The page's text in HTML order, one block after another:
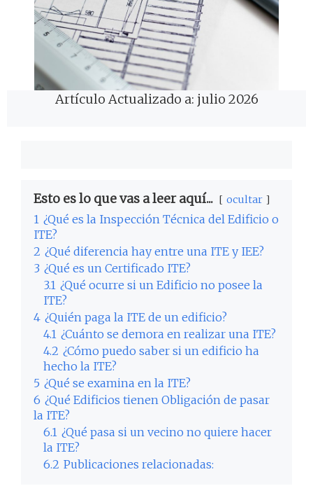
Artículo Actualizado a: julio 2026
Esto es lo que vas a leer aquí... ocultar
1 ¿Qué es la Inspección Técnica del Edificio o
ITE?
2 ¿Qué diferencia hay entre una ITE y IEE?
3 ¿Qué es un Certificado ITE?
3.1 ¿Qué ocurre si un Edificio no posee la
ITE?
4 ¿Quién paga la ITE de un edificio?
4.1 ¿Cuánto se demora en realizar una ITE?
4.2 ¿Cómo puedo saber si un edificio ha
hecho la ITE?
5 ¿Qué se examina en la ITE?
6 ¿Qué Edificios tienen Obligación de pasar
la ITE?
6.1 ¿Qué pasa si un vecino no quiere hacer
la ITE?
6.2 Publicaciones relacionadas: